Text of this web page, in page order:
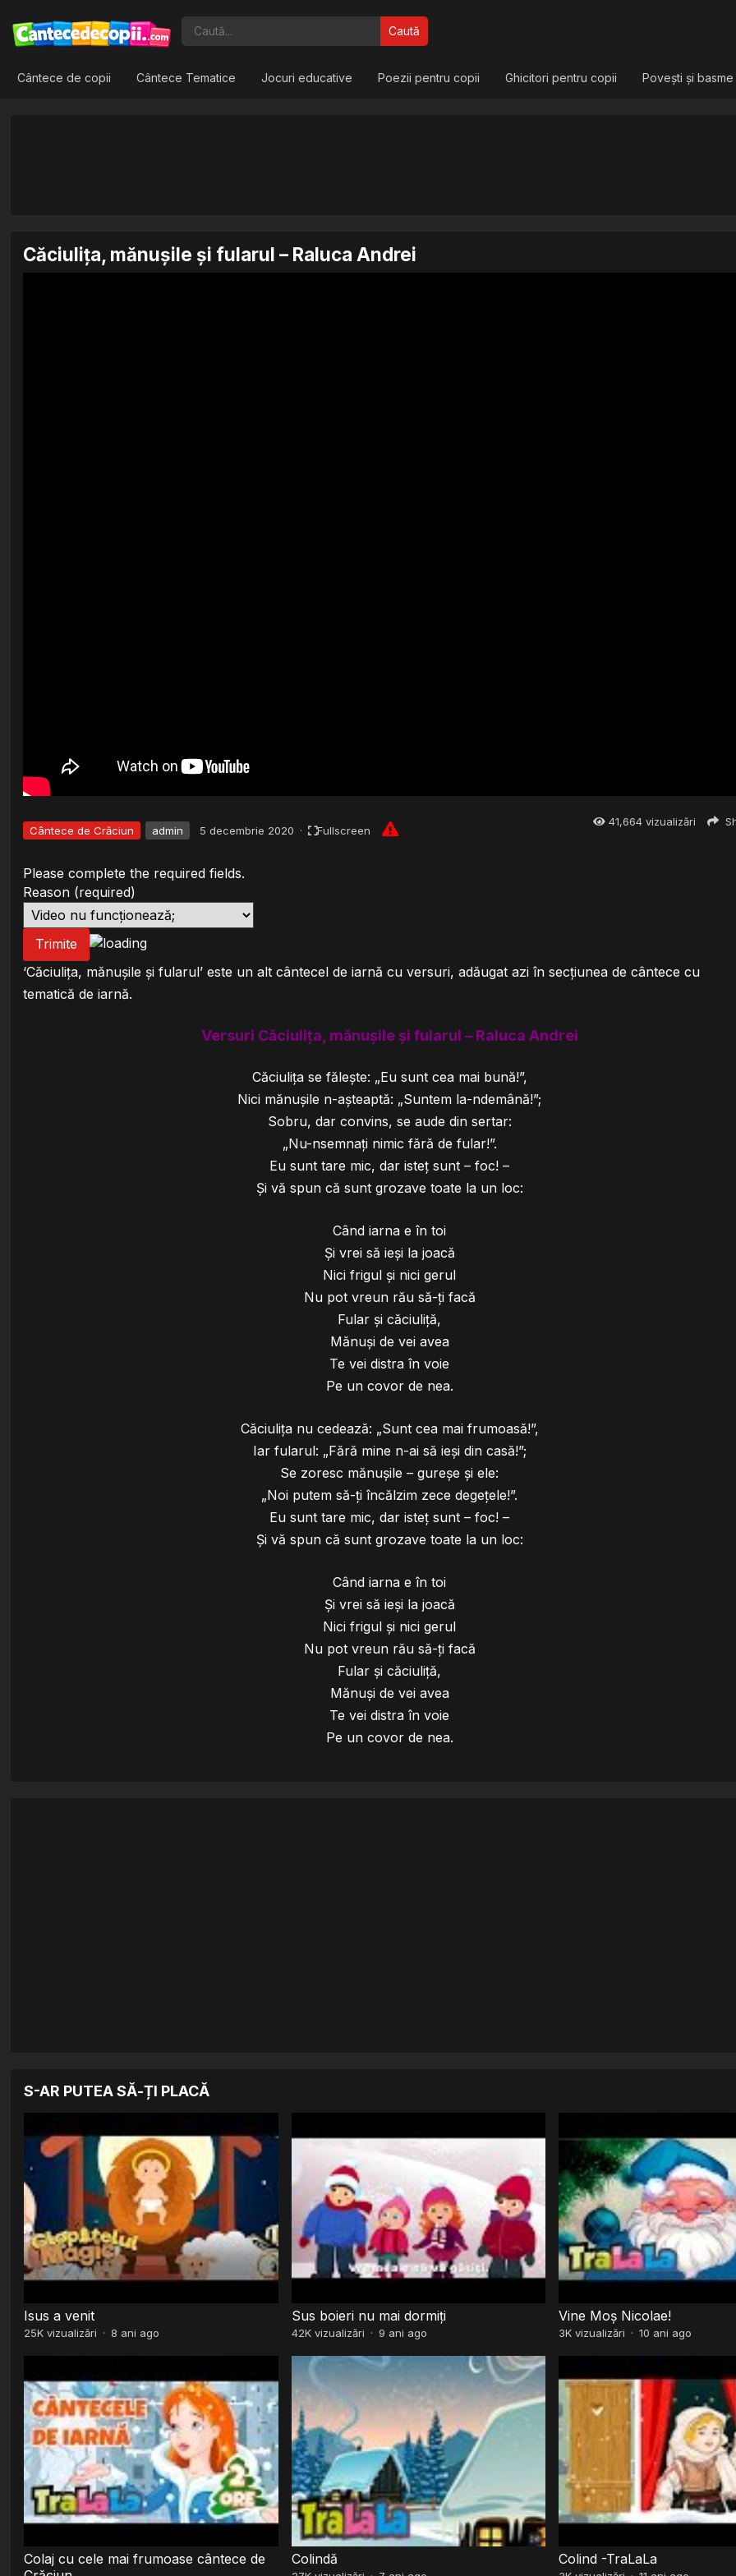
Caută
Cântece de copii Cântece Tematice Jocuri educative Poezii pentru copii Ghicitori pentru copii Povești și
Căciulița, mănușile și fularul – Raluca Andrei
Cântece de Crăciun admin 5 decembrie 2020 · Fullscreen
41,664 vizualizări
Please complete the required fields.
Reason (required)
Trimite
‘Căciulița, mănușile și fularul’ este un alt cântecel de iarnă cu versuri, adăugat azi în secțiunea de cântece cu
tematică de iarnă.
Versuri Căciulița, mănușile și fularul – Raluca Andrei
Căciuliţa se făleşte: „Eu sunt cea mai bună!”,
Nici mănuşile n-aşteaptă: „Suntem la-ndemână!”;
Sobru, dar convins, se aude din sertar:
„Nu-nsemnaţi nimic fără de fular!”.
Eu sunt tare mic, dar isteţ sunt – foc! –
Şi vă spun că sunt grozave toate la un loc:
Când iarna e în toi
Şi vrei să ieşi la joacă
Nici frigul şi nici gerul
Nu pot vreun rău să-ţi facă
Fular şi căciuliţă,
Mănuşi de vei avea
Te vei distra în voie
Pe un covor de nea.
Căciuliţa nu cedează: „Sunt cea mai frumoasă!”,
Iar fularul: „Fără mine n-ai să ieşi din casă!”;
Se zoresc mănuşile – gureşe şi ele:
„Noi putem să-ţi încălzim zece degeţele!”.
Eu sunt tare mic, dar isteţ sunt – foc! –
Şi vă spun că sunt grozave toate la un loc:
Când iarna e în toi
Şi vrei să ieşi la joacă
Nici frigul şi nici gerul
Nu pot vreun rău să-ţi facă
Fular şi căciuliţă,
Mănuşi de vei avea
Te vei distra în voie
Pe un covor de nea.
S-AR PUTEA SĂ-ȚI PLACĂ
Isus a venit
25K vizualizări · 8 ani ago
Sus boieri nu mai dormiți
42Kvizualizări · 9 ani ago
Vine Moș Nicolae!
3Kvizualizări · 10 ani ago
Colaj cu cele mai frumoase cântece de
Colindă Colind -TraLaLa